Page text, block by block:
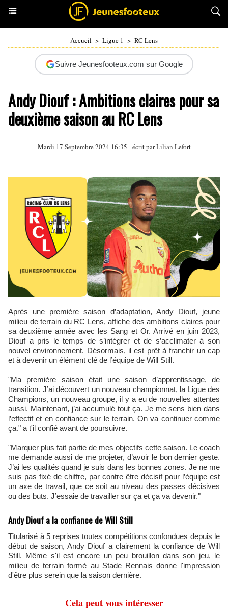
Accueil > Ligue 1 > RC Lens
Suivre Jeunesfooteux.com sur Google
Andy Diouf : Ambitions claires pour sa
deuxième saison au RC Lens
Mardi 17 Septembre 2024 16:35 - écrit parLilian Lefort
Après une première saison d’adaptation, Andy Diouf, jeune
milieu de terrain du RC Lens, affiche des ambitions claires pour
sa deuxième année avec les Sang et Or. Arrivé en juin 2023,
Diouf a pris le temps de s’intégrer et de s’acclimater à son
nouvel environnement. Désormais, il est prêt à franchir un cap
et à devenir un élément clé de l’équipe de Will Still.
"Ma première saison était une saison d’apprentissage, de
transition. J’ai découvert un nouveau championnat, la Ligue des
Champions, un nouveau groupe, il y a eu de nouvelles attentes
aussi. Maintenant, j’ai accumulé tout ça. Je me sens bien dans
l’effectif et en confiance sur le terrain. On va continuer comme
ça." a t'il confié avant de poursuivre.
"Marquer plus fait partie de mes objectifs cette saison. Le coach
me demande aussi de me projeter, d’avoir le bon dernier geste.
J’ai les qualités quand je suis dans les bonnes zones. Je ne me
suis pas fixé de chiffre, par contre être décisif pour l’équipe est
un axe de travail, que ce soit au niveau des passes décisives
ou des buts. J’essaie de travailler sur ça et ça va devenir."
Andy Diouf a la confiance de Will Still
Titularisé à 5 reprises toutes compétitions confondues depuis le
début de saison, Andy Diouf a clairement la confiance de Will
Still. Même s'il est encore un peu brouillon dans son jeu, le
milieu de terrain formé au Stade Rennais donne l'impression
d'être plus serein que la saison dernière.
Cela peut vous intéresser